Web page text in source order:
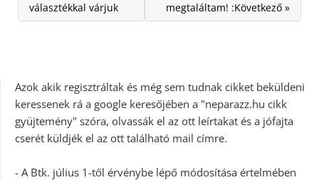
választékkal várjuk
megtaláltam! :Következő »
Azok akik regisztráltak és még sem tudnak cikket beküldeni
keressenek rá a google keresőjében a "neparazz.hu cikk
gyüjtemény" szóra, olvassák el az ott leírtakat és a jófajta
cserét küldjék el az ott található mail címre.
- A Btk. július 1-től érvénybe lépő módosítása értelmében